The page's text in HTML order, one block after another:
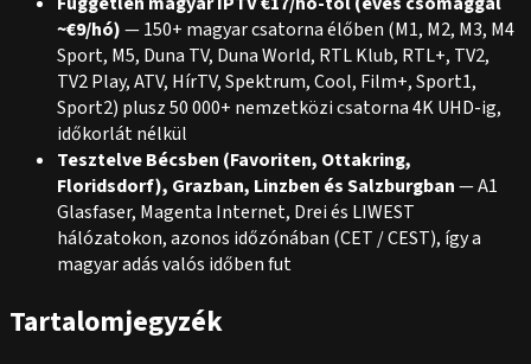
~€9/hó)— 150+ magyar csatorna élőben (M1, M2, M3, M4
Sport, M5, Duna TV, Duna World, RTL Klub, RTL+, TV2,
TV2 Play, ATV, HírTV, Spektrum, Cool, Film+, Sport1,
Sport2) plusz 50 000+ nemzetközi csatorna 4K UHD-ig,
időkorlát nélkül
Tesztelve Bécsben (Favoriten, Ottakring,
Floridsdorf), Grazban, Linzben és Salzburgban— A1
Glasfaser, Magenta Internet, Drei és LIWEST
hálózatokon, azonos időzónában (CET / CEST), így a
magyar adás valós időben fut
Tartalomjegyzék